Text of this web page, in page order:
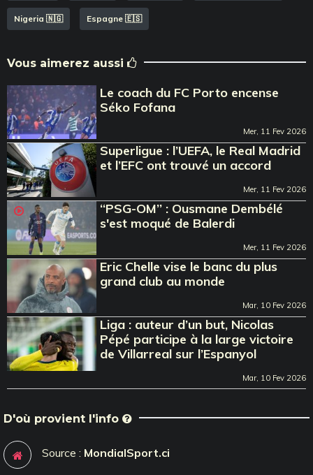
Nigeria 🇳🇬 Espagne 🇪🇸
Vous aimerez aussi
Le coach du FC Porto encense
Séko Fofana
Mer, 11 Fev 2026
Superligue : l’UEFA, le Real Madrid
et l’EFC ont trouvé un accord
Mer, 11 Fev 2026
‘‘PSG-OM’’ : Ousmane Dembélé
s'est moqué de Balerdi
Mer, 11 Fev 2026
Eric Chelle vise le banc du plus
grand club au monde
Mar, 10 Fev 2026
Liga : auteur d’un but, Nicolas
Pépé participe à la large victoire
de Villarreal sur l’Espanyol
Mar, 10 Fev 2026
D'où provient l'info
Source : MondialSport.ci